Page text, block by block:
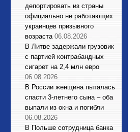
депортировать из страны
официально не работающих
украинцев призывного
возраста 06.08.2026
В Литве задержали грузовик
с партией контрабандных
сигарет на 2,4 млн евро
06.08.2026
В России женщина пыталась
спасти 3-летнего сына – оба
выпали из окна и погибли
06.08.2026
В Польше сотрудница банка